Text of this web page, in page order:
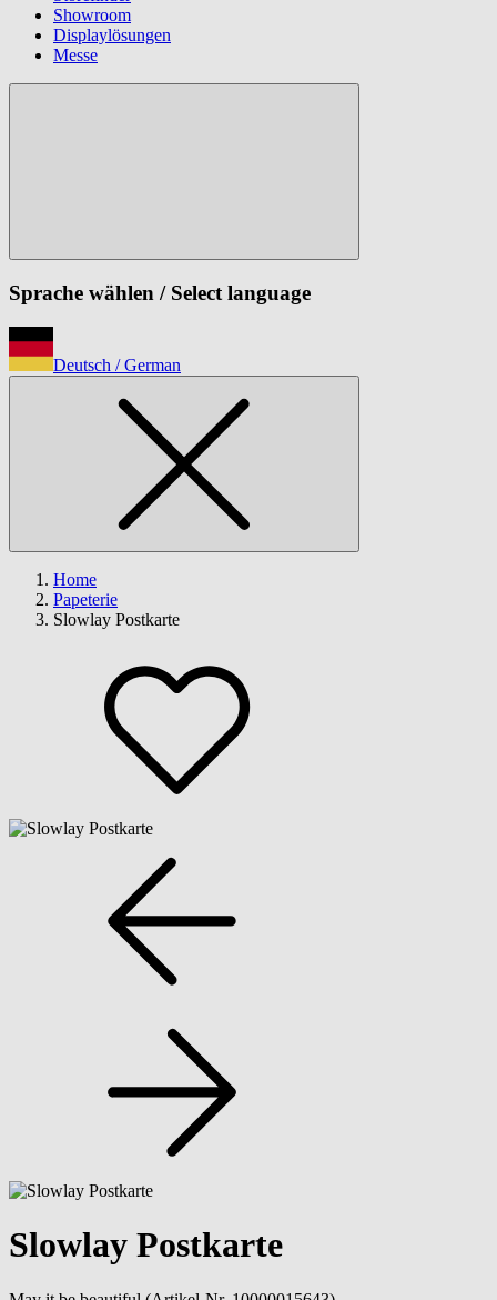
Showroom
Displaylösungen
Messe
Sprache wählen / Select language
Deutsch / German
Home
Papeterie
Slowlay Postkarte
Slowlay Postkarte